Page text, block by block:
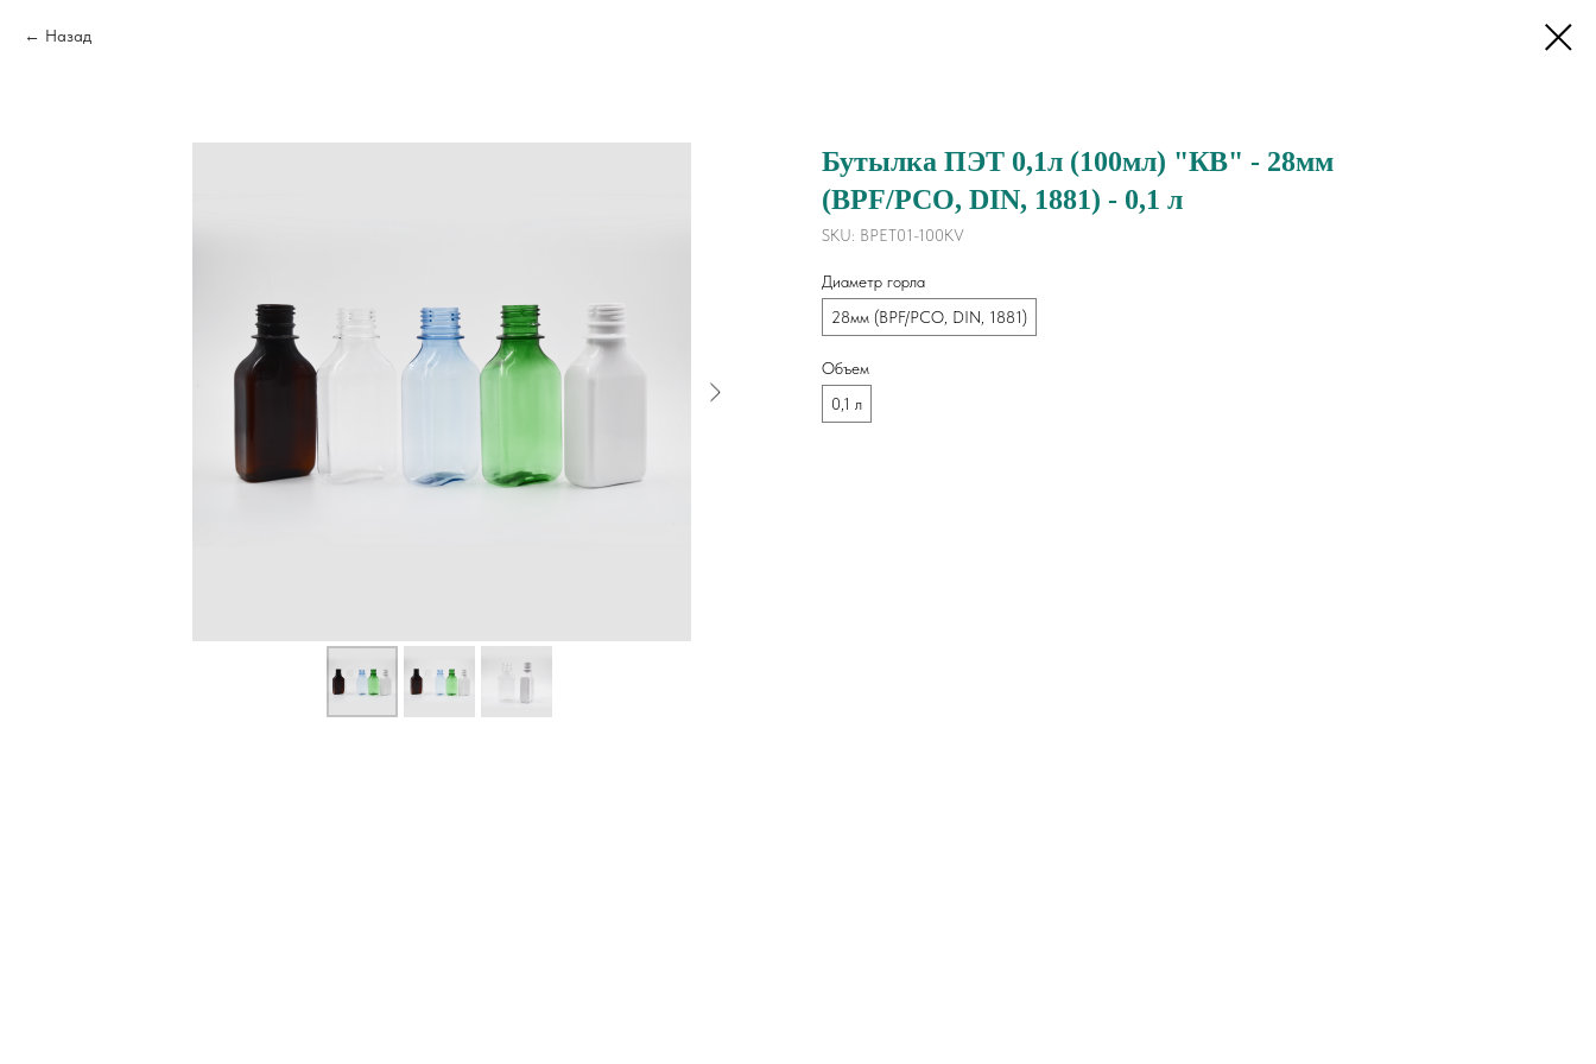
Назад
Бутылка ПЭТ 0,1л (100мл) "КВ" - 28мм
(BPF/PCO, DIN, 1881) - 0,1 л
SKU: BPET01-100KV
Диаметр горла
28мм (BPF/PCO, DIN, 1881)
Объем
0,1 л